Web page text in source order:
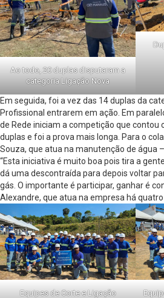
Ao todo, 20 duplas disputaram a
categoria Ligação Nova
Em seguida, foi a vez das 14 duplas da
Profissional entrarem em ação. Em
de Rede iniciam a competição que contou
duplas e foi a prova mais longa. Para o
Souza, que atua na manutenção de água
“Esta iniciativa é muito boa pois tira a
dá uma descontraída para depois voltar
gás. O importante é participar, ganhar é
Alexandre, que atua na empresa há quatro
Equipes de Corte e Ligação